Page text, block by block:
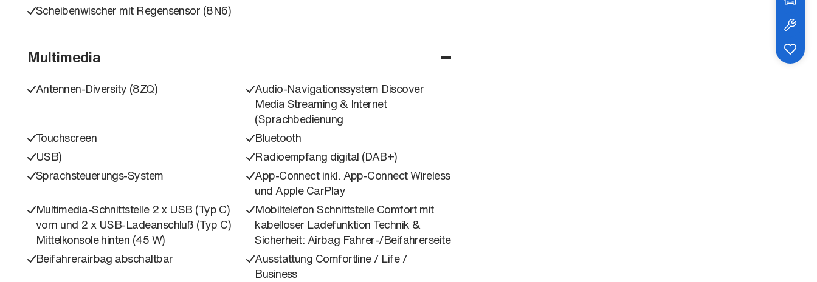
Scheibenwischer mit Regensensor (8N6)
Multimedia
Antennen-Diversity (8ZQ)
Audio-Navigationssystem Discover
Media Streaming & Internet
(Sprachbedienung
Touchscreen
Bluetooth
USB)
Radioempfang digital (DAB+)
Sprachsteuerungs-System
App-Connect inkl. App-Connect Wireless
und Apple CarPlay
Multimedia-Schnittstelle 2 x USB (Typ C)
vorn und 2 x USB-Ladeanschluß (Typ C)
Mittelkonsole hinten (45 W)
Mobiltelefon Schnittstelle Comfort mit
kabelloser Ladefunktion Technik &
Sicherheit: Airbag Fahrer-/Beifahrerseite
Beifahrerairbag abschaltbar
Ausstattung Comfortline / Life /
Business